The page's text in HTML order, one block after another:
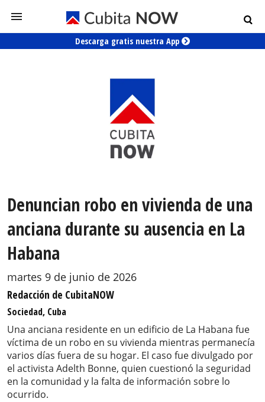
Descarga gratis nuestra App
Denuncian robo en vivienda de una
anciana durante su ausencia en La
Habana
martes 9 de junio de 2026
Redacción de CubitaNOW
Sociedad, Cuba
Una anciana residente en un edificio de La Habana fue
víctima de un robo en su vivienda mientras permanecía
varios días fuera de su hogar. El caso fue divulgado por
el activista Adelth Bonne, quien cuestionó la seguridad
en la comunidad y la falta de información sobre lo
ocurrido.